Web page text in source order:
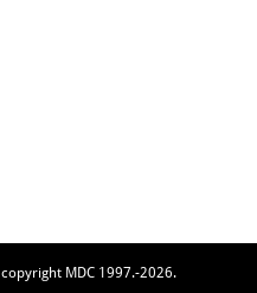
copyright MDC 1997.-2026.